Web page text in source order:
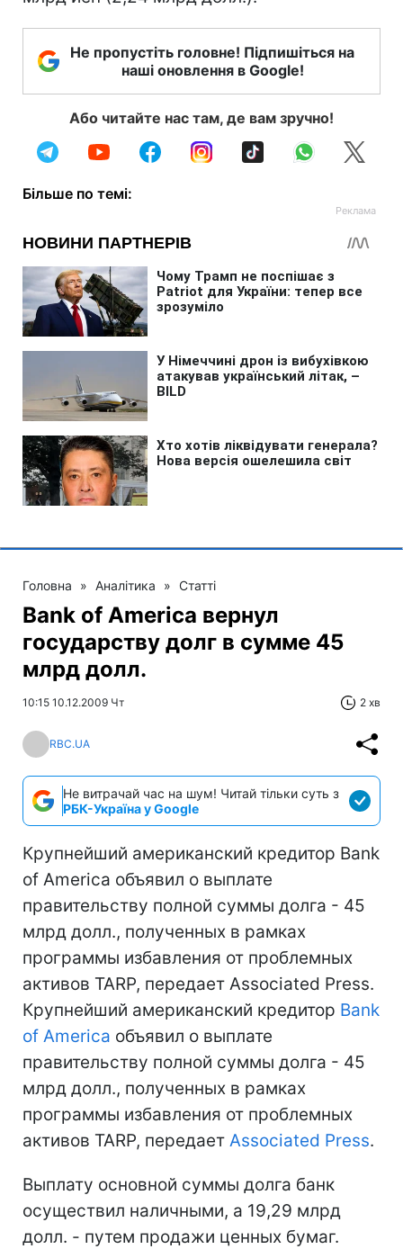
Не пропустіть головне! Підпишіться на
наші оновлення в Google!
Або читайте нас там, де вам зручно!
Більше по темі:
Головна » Аналітика » Статті
Bank of America вернул
государству долг в сумме 45
млрд долл.
10:15 10.12.2009 Чт 2 хв
RBC.UA
Не витрачай час на шум! Читай тільки суть з
РБК-Україна у Google
Крупнейший американский кредитор Bank
of America объявил о выплате
правительству полной суммы долга - 45
млрд долл., полученных в рамках
программы избавления от проблемных
активов TARP, передает Associated Press.
Крупнейший американский кредитор Bank
of America объявил о выплате
правительству полной суммы долга - 45
млрд долл., полученных в рамках
программы избавления от проблемных
активов TARP, передает Associated Press.
Выплату основной суммы долга банк
осуществил наличными, а 19,29 млрд
долл. - путем продажи ценных бумаг.